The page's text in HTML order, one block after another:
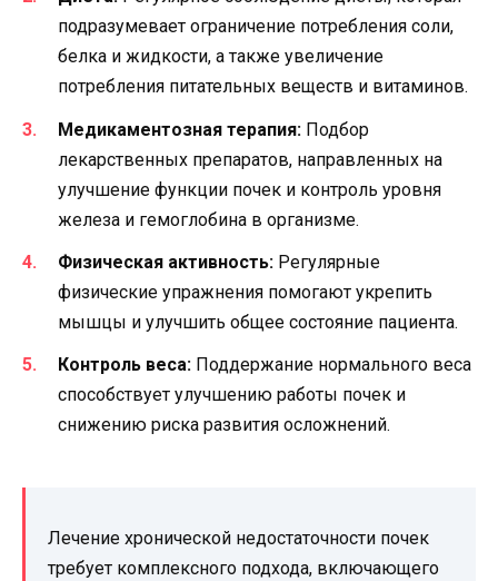
подразумевает ограничение потребления соли,
белка и жидкости, а также увеличение
потребления питательных веществ и витаминов.
Медикаментозная терапия: Подбор
лекарственных препаратов, направленных на
улучшение функции почек и контроль уровня
железа и гемоглобина в организме.
Физическая активность: Регулярные
физические упражнения помогают укрепить
мышцы и улучшить общее состояние пациента.
Контроль веса: Поддержание нормального веса
способствует улучшению работы почек и
снижению риска развития осложнений.
Лечение хронической недостаточности почек
требует комплексного подхода, включающего